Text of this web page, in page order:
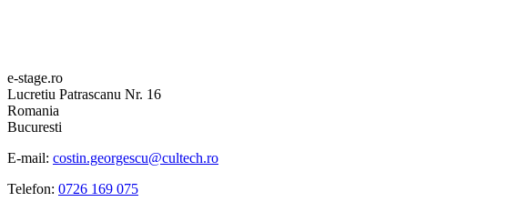
e-stage.ro
Lucretiu Patrascanu Nr. 16
Romania
Bucuresti
E-mail: costin.georgescu@cultech.ro
Telefon: 0726 169 075